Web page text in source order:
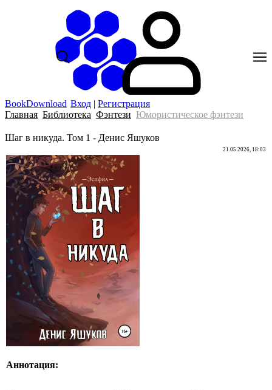
BookDownload Вход | Регистрация
Главная Библиотека Фэнтези Юмористическое фэнтези
Шаг в никуда. Том 1 - Денис Яшуков
21.05.2026, 18:03
Аннотация: